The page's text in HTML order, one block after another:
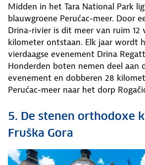
Midden in het Tara National Park
blauwgroene Perućac-meer. Door
Drina-rivier is dit meer van ruim 12
kilometer ontstaan. Elk jaar wordt
vierdaagse evenement Drina
Honderden boten nemen deel aan
evenement en dobberen 28
Perućac-meer naar het dorp
5. De stenen orthodoxe
Fruška Gora